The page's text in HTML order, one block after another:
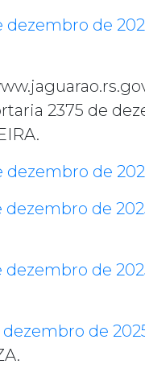
dezembro de
2375 de
dezembro de
dezembro de
dezembro de
dezembro de